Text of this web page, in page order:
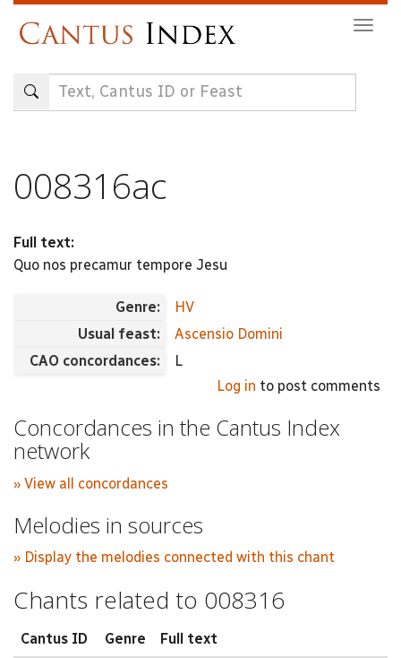
content
008316ac
Full text:
Quo nos precamur tempore Jesu
Genre:
HV
Usual feast:
Ascensio Domini
CAO concordances:
L
Log in to post comments
Concordances in the Cantus Index
network
» View all concordances
Melodies in sources
» Display the melodies connected with this chant
Chants related to 008316
Cantus ID Genre Full text